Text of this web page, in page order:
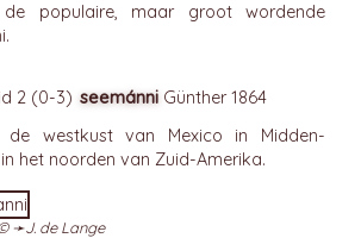
populaire, maar groot wordende
seemánni Günther 1864
de westkust van Mexico in Midden-
het noorden van Zuid-Amerika.
➛J. de Lange